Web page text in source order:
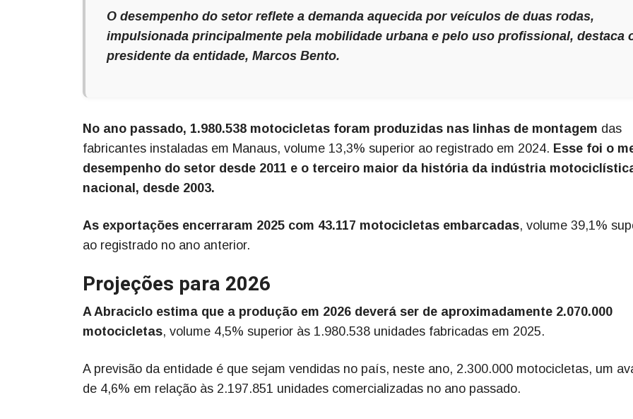
O desempenho do setor reflete a demanda aquecida por veículos de duas rodas,
impulsionada principalmente pela mobilidade urbana e pelo uso profissional, destaca
presidente da entidade, Marcos Bento.
No ano passado, 1.980.538 motocicletas foram produzidas nas linhas de montagem das
fabricantes instaladas em Manaus, volume 13,3% superior ao registrado em 2024. Esse foi o
desempenho do setor desde 2011 e o terceiro maior da história da indústria
nacional, desde 2003.
As exportações encerraram 2025 com 43.117 motocicletas embarcadas, volume 39,1%
ao registrado no ano anterior.
Projeções para 2026
A Abraciclo estima que a produção em 2026 deverá ser de aproximadamente 2.070.000
motocicletas, volume 4,5% superior às 1.980.538 unidades fabricadas em 2025.
A previsão da entidade é que sejam vendidas no país, neste ano, 2.300.000 motocicletas, um
de 4,6% em relação às 2.197.851 unidades comercializadas no ano passado.